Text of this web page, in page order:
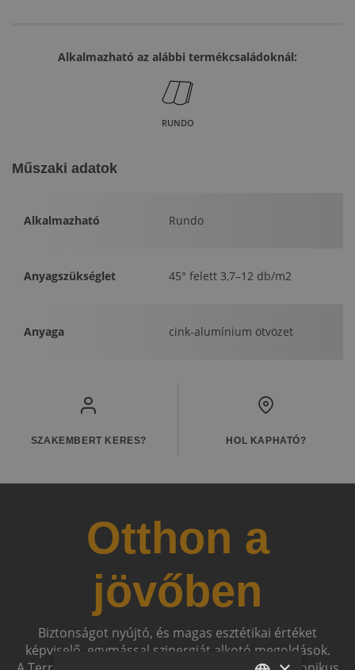
Alkalmazható az alábbi termékcsaládoknál:
RUNDO
Műszaki adatok
Alkalmazható Rundo
Anyagszükséglet 45° felett 3,7–12 db/m2
Anyaga cink-alumínium ötvözet
SZAKEMBERT KERES? HOL KAPHATÓ?
Otthon a
jövőben
Biztonságot nyújtó, és magas esztétikai értéket
képviselő, egymással szinergiát alkotó megoldások.